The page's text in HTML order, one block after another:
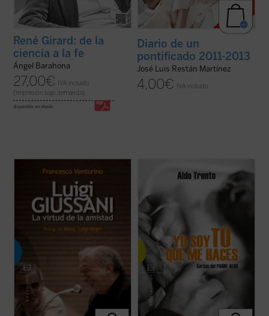
René Girard: de la
ciencia a la fe
Ángel Barahona
27,00€
IVA incluido
(Impresión bajo demanda)
disponible en ebook:
Diario de un
pontificado 2011-2013
José Luis Restán Martínez
4,00€ IVA incluido
La amistad era para Luigi Giussani,
fundador del movimiento eclesial Comunión
y Liberación, la virtud suprema y camino a
la verdad. Era para muchos un padre y un
maestro que sabía escuchar y al mismo
tiempo no renunciaba a enseñar, siempre ...
(ver ficha)
quienes conocemos al padre Aldo, un
hombre enamorado de Cristo. [...] El padre
Aldo recoge a niños y ancianos de la calle,
enfermos terminales, enfermos de sida y
mujeres violadas, dándoles cobijo, comida
y ...(ver ficha)